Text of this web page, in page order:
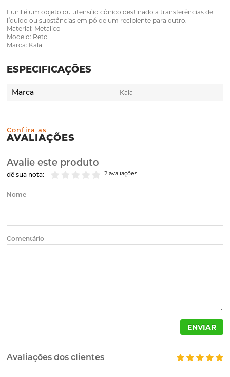
Funil é um objeto ou utensílio cônico destinado a transferências de
líquido ou substâncias em pó de um recipiente para outro.
Material: Metalico
Modelo: Reto
Marca: Kala
ESPECIFICAÇÕES
Marca Kala
Confira as
AVALIAÇÕES
Avalie este produto
2 avaliações
dê sua nota:
Nome
Comentário
ENVIAR
Avaliações dos clientes